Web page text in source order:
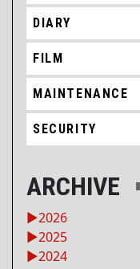
DIARY
FILM
MAINTENANCE
SECURITY
ARCHIVE
►2026
►2025
►2024